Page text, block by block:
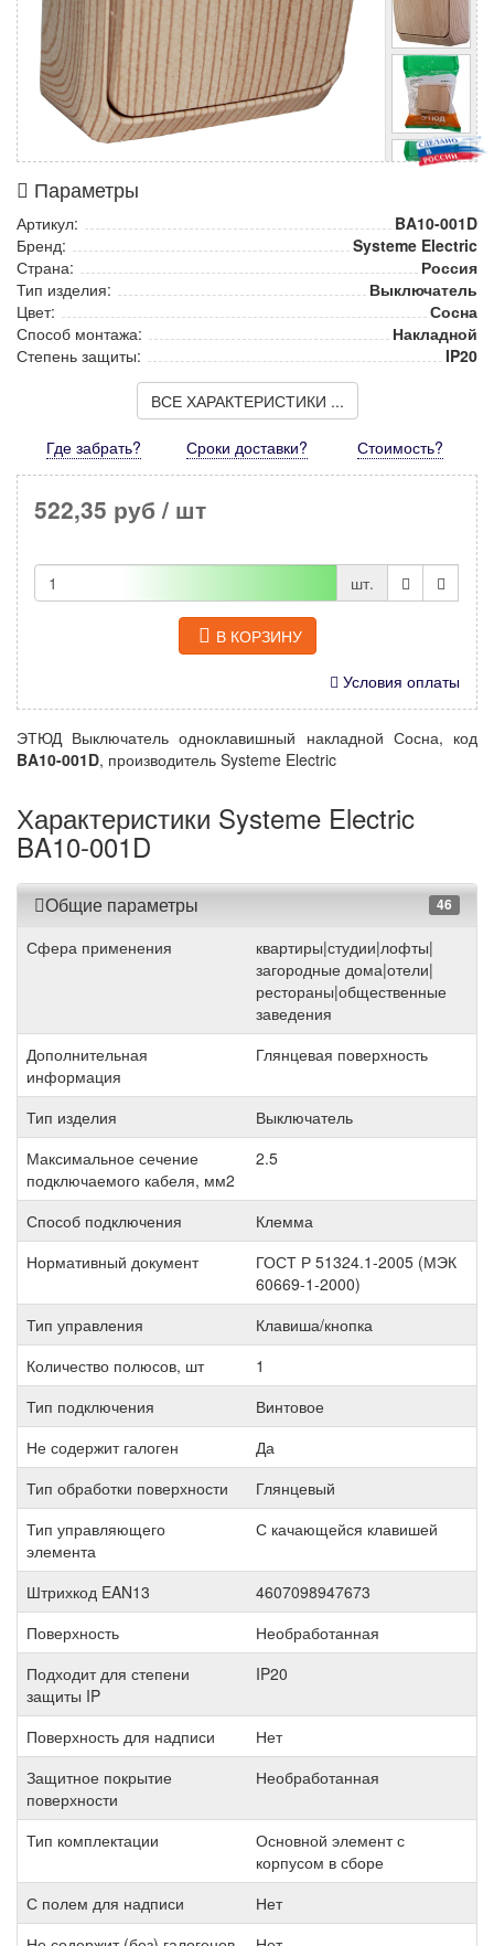
Параметры
Артикул:
BA10-001D
Бренд:
Systeme Electric
Страна:
Россия
Тип изделия:
Выключатель
Цвет:
Сосна
Способ монтажа:
Накладной
Степень защиты:
IP20
ВСЕ ХАРАКТЕРИСТИКИ ...
Где забрать? Сроки доставки? Стоимость?
522,35 руб / шт
шт.
В КОРЗИНУ
Условия оплаты
ЭТЮД Выключатель одноклавишный накладной Сосна, код
BA10-001D, производитель Systeme Electric
Характеристики Systeme Electric
BA10-001D
Общие параметры 46
Сфера применения
квартиры|студии|лофты|
загородные дома|отели|
рестораны|общественные
заведения
Дополнительная
информация
Глянцевая поверхность
Тип изделия
Выключатель
Максимальное сечение
подключаемого кабеля, мм2
2.5
Способ подключения
Клемма
Нормативный документ
ГОСТ Р 51324.1-2005 (МЭК
60669-1-2000)
Тип управления
Клавиша/кнопка
Количество полюсов, шт
1
Тип подключения
Винтовое
Не содержит галоген
Да
Тип обработки поверхности
Глянцевый
Тип управляющего
элемента
С качающейся клавишей
Штрихкод EAN13
4607098947673
Поверхность
Необработанная
Подходит для степени
защиты IP
IP20
Поверхность для надписи
Нет
Защитное покрытие
поверхности
Необработанная
Тип комплектации
Основной элемент с
корпусом в сборе
С полем для надписи
Нет